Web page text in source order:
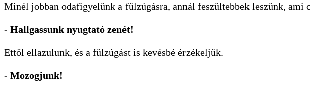
Minél jobban odafigyelünk a fülzúgásra, annál feszültebbek leszünk, ami
- Hallgassunk nyugtató zenét!
Ettől ellazulunk, és a fülzúgást is kevésbé érzékeljük.
- Mozogjunk!